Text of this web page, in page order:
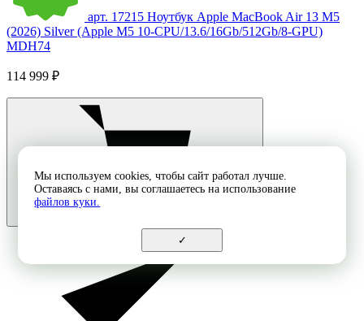
арт. 17215 Ноутбук Apple MacBook Air 13 M5
(2026) Silver (Apple M5 10-CPU/13.6/16Gb/512Gb/8-GPU)
MDH74
114 999 ₽
Мы используем cookies, чтобы сайт работал лучше.
Оставаясь с нами, вы соглашаетесь на использование
файлов куки.
✓